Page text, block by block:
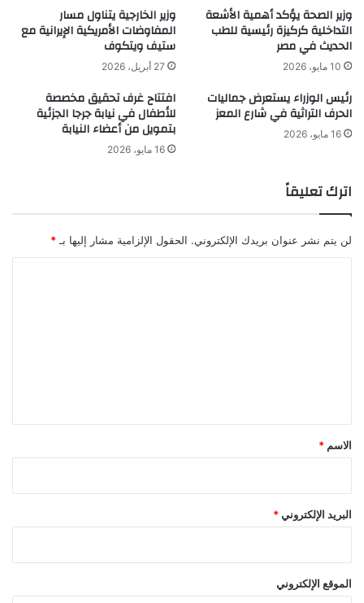
وزير الصحة يؤكد أهمية الأشعة
التداخلية كركيزة رئيسية للطب
الحديث في مصر
10 مايو، 2026
وزير الخارجية يتناول مسار
المفاوضات الأمريكية الإيرانية مع
ستيف ويتكوف
27 أبريل، 2026
رئيس الوزراء يستعرض جماليات
الحرف التراثية في شارع المعز
16 مايو، 2026
افتتاح غرف تحقيق مخصصة
للأطفال في نيابة جرجا الجزئية
بتمويل من أعضاء النيابة
16 مايو، 2026
اترك تعليقاً
لن يتم نشر عنوان بريدك الإلكتروني. الحقول الإلزامية مشار إليها بـ *
*
الاسم *
البريد الإلكتروني *
الموقع الإلكتروني